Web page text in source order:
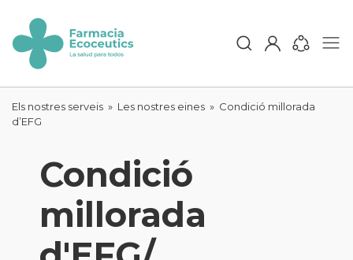
content
ecoceutics
Els nostres serveis » Les nostres eines » Condició millorada
d’EFG
Condició
millorada